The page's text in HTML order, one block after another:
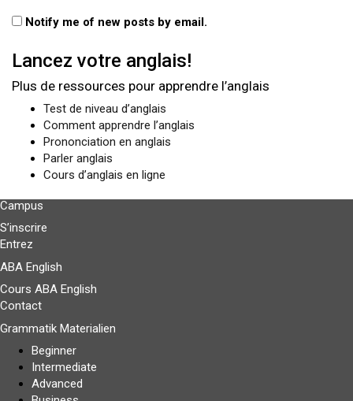
Notify me of new posts by email.
Lancez votre anglais!
Plus de ressources pour apprendre l’anglais
Test de niveau d’anglais
Comment apprendre l’anglais
Prononciation en anglais
Parler anglais
Cours d’anglais en ligne
Campus
S’inscrire
Entrez
ABA English
Cours ABA English
Contact
Grammatik Materialien
Beginner
Intermediate
Advanced